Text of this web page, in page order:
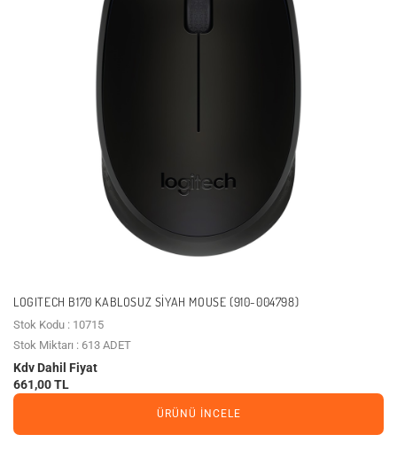
LOGITECH B170 KABLOSUZ SIYAH MOUSE (910-004798)
Stok Kodu : 10715
Stok Miktarı : 613 ADET
Kdv Dahil Fiyat
661,00 TL
ÜRÜNÜ İNCELE